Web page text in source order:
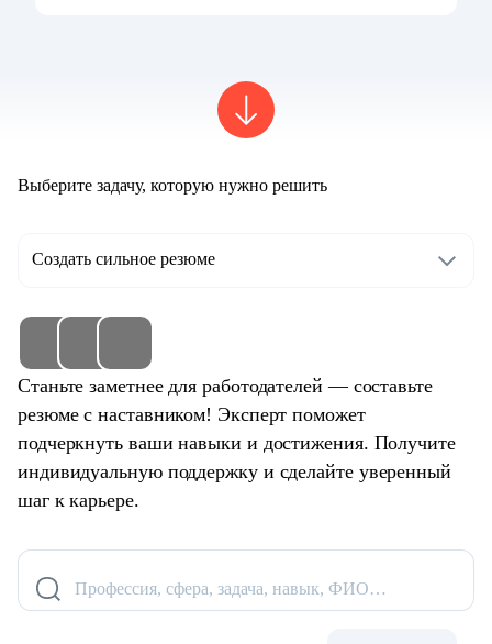
Выберите задачу, которую нужно решить
Создать сильное резюме
Станьте заметнее для работодателей — составьте
резюме с наставником! Эксперт поможет
подчеркнуть ваши навыки и достижения. Получите
индивидуальную поддержку и сделайте уверенный
шаг к карьере.
Профессия, сфера, задача, навык, ФИО…